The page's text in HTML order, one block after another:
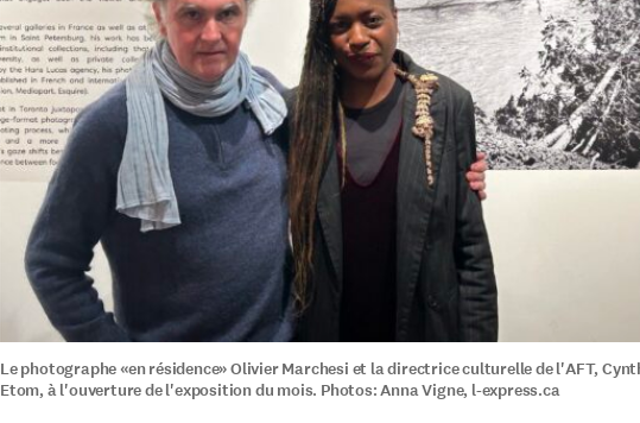
Le photographe «en résidence» Olivier Marchesi et la directrice culturelle de l'AFT,
Etom, à l'ouverture de l'exposition du mois. Photos: Anna Vigne, l-express.ca